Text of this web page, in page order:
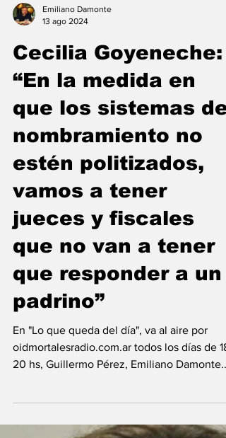
Emiliano Damonte
13 ago 2024
Cecilia Goyeneche:
“En la medida en
que los sistemas de
nombramiento no
estén politizados,
vamos a tener
jueces y fiscales
que no van a tener
que responder a un